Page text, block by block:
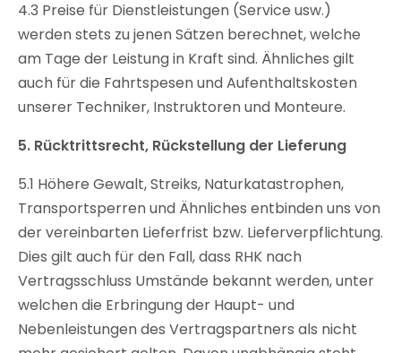
4.3 Preise für Dienstleistungen (Service usw.)
werden stets zu jenen Sätzen berechnet, welche
am Tage der Leistung in Kraft sind. Ähnliches gilt
auch für die Fahrtspesen und Aufenthaltskosten
unserer Techniker, Instruktoren und Monteure.
5. Rücktrittsrecht, Rückstellung der Lieferung
5.1 Höhere Gewalt, Streiks, Naturkatastrophen,
Transportsperren und Ähnliches entbinden uns von
der vereinbarten Lieferfrist bzw. Lieferverpflichtung.
Dies gilt auch für den Fall, dass RHK nach
Vertragsschluss Umstände bekannt werden, unter
welchen die Erbringung der Haupt- und
Nebenleistungen des Vertragspartners als nicht